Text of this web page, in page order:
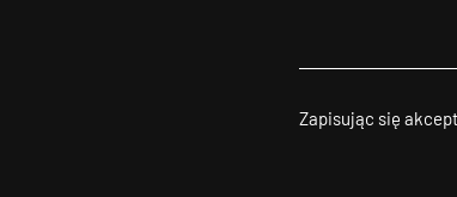
Zapisując się